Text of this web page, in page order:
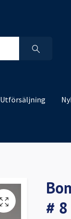
Utförsäljning
# 8